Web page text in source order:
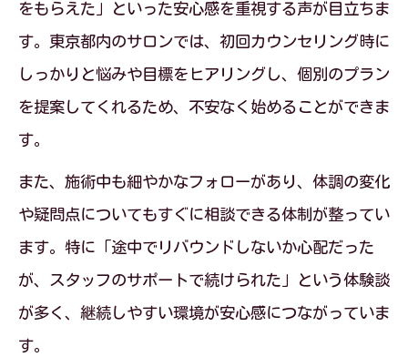
をもらえた」といった安心感を重視する声が目立ちま
す。東京都内のサロンでは、初回カウンセリング時に
しっかりと悩みや目標をヒアリングし、個別のプラン
を提案してくれるため、不安なく始めることができま
す。
また、施術中も細やかなフォローがあり、体調の変化
や疑問点についてもすぐに相談できる体制が整ってい
ます。特に「途中でリバウンドしないか心配だった
が、スタッフのサポートで続けられた」という体験談
が多く、継続しやすい環境が安心感につながっていま
す。